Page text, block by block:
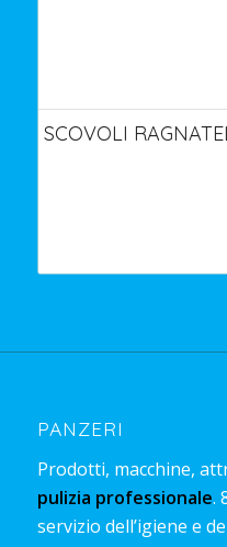
SCOVOLI
PANZERI
Prodotti, macchine,
pulizia professionale.
servizio dell’igiene e